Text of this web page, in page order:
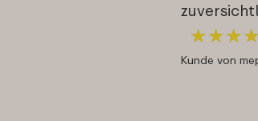
★★★★
★★★★
Kunde von